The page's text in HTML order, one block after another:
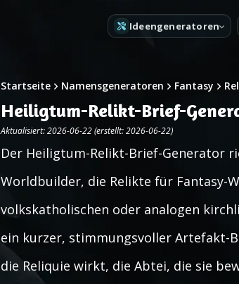
Ideengeneratoren
Startseite Namensgeneratoren Fantasy
Heiligtum-Relikt-Brief-
Aktualisiert: 2026-06-22 (erstellt: 2026-06-22)
Der Heiligtum-Relikt-Brief-Generator
Worldbuilder, die Relikte für Fantasy-
volkskatholischen oder analogen
ein kurzer, stimmungsvoller Artefakt-
die Reliquie wirkt, die Abtei, die sie